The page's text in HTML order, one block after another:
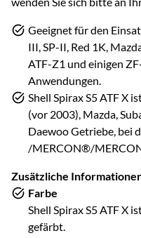
Geeignet für den
III, SP-II, Red 1K,
ATF-Z1 und einigen
Anwendungen.
Shell Spirax S5 ATF X
(vor 2003), Mazda,
Daewoo Getriebe, bei
/MERCON®/
Zusätzliche
Farbe
Shell Spirax S5 ATF X
gefärbt.